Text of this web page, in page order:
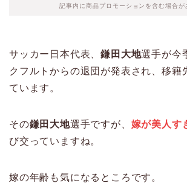
記事内に商品プロモーションを含む場合が
サッカー日本代表、鎌田大地選手が今
クフルトからの退団が発表され、移籍
ています。
その鎌田大地選手ですが、 嫁が美人す
び交っていますね。
嫁の年齢も気になるところです。